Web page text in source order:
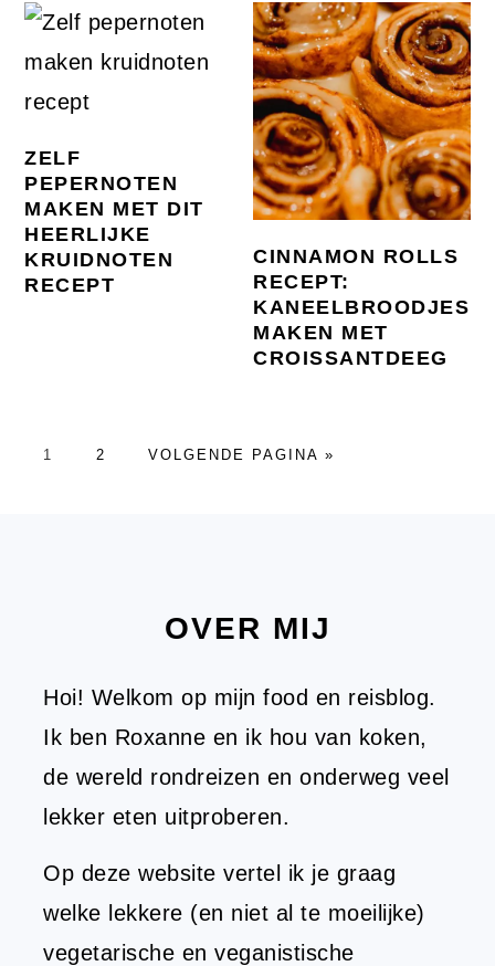
ZELF
PEPERNOTEN
MAKEN MET DIT
HEERLIJKE
KRUIDNOTEN
RECEPT
CINNAMON ROLLS
RECEPT:
KANEELBROODJES
MAKEN MET
CROISSANTDEEG
PAGINA
1 PAGINA
2
GA
VOLGENDE PAGINA »
OVER MIJ
Hoi! Welkom op mijn food en reisblog.
Ik ben Roxanne en ik hou van koken,
de wereld rondreizen en onderweg veel
lekker eten uitproberen.
Op deze website vertel ik je graag
welke lekkere (en niet al te moeilijke)
vegetarische en veganistische